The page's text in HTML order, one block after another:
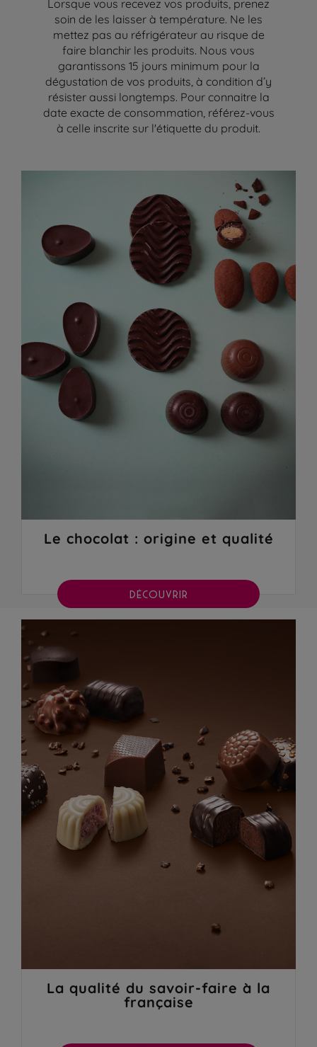
soin de les laisser à température. Ne les
mettez pas au réfrigérateur au risque de
faire blanchir les produits. Nous vous
garantissons 15 jours minimum pour la
dégustation de vos produits, à condition d’y
résister aussi longtemps. Pour connaitre la
date exacte de consommation, référez-vous
à celle inscrite sur l'étiquette du produit.
Le chocolat : origine et qualité
DÉCOUVRIR
La qualité du savoir-faire à la
française